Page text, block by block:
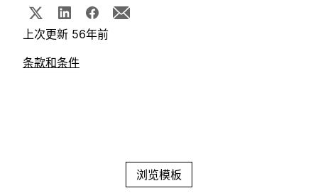
上次更新 56年前
条款和条件
浏览模板